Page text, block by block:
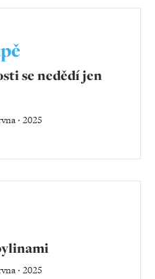
se nedědí jen
‧ 2025
‧ 2025